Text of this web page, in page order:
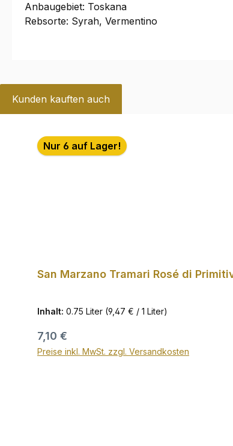
Anbaugebiet: Toskana
Rebsorte: Syrah, Vermentino
Kunden kauften auch
Produktgalerie überspringen
Nur 6 auf Lager!
San Marzano Tramari Rosé di
Inhalt: 0.75 Liter (9,47 € / 1 Liter)
Regulärer Preis:
7,10 €
Preise inkl. MwSt. zzgl. Versandkosten